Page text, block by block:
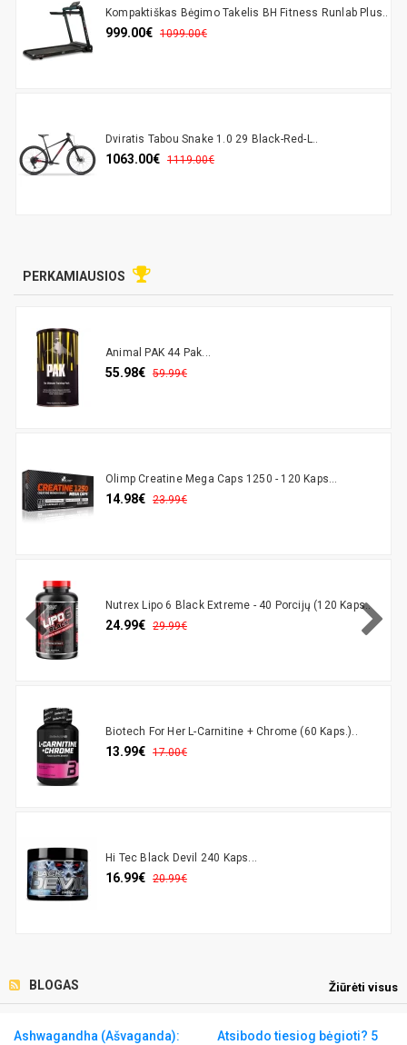
Kompaktiškas Bėgimo Takelis BH Fitness Runlab Plus..
999.00€ 1099.00€
Dviratis Tabou Snake 1.0 29 Black-Red-L..
1063.00€ 1119.00€
PERKAMIAUSIOS
Animal PAK 44 Pak...
55.98€ 59.99€
Olimp Creatine Mega Caps 1250 - 120 Kaps...
14.98€ 23.99€
Nutrex Lipo 6 Black Extreme - 40 Porcijų (120 Kaps..
24.99€ 29.99€
Biotech For Her L-Carnitine + Chrome (60 Kaps.)..
13.99€ 17.00€
Hi Tec Black Devil 240 Kaps...
16.99€ 20.99€
Žiūrėti visus
BLOGAS
Ashwagandha (Ašvaganda): Atsibodo tiesiog bėgioti? 5